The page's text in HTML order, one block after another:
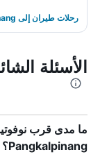
رحلات طيران إلى Pangkalpinang
الأسئلة
ما مدى قرب
Pangkalpinang؟